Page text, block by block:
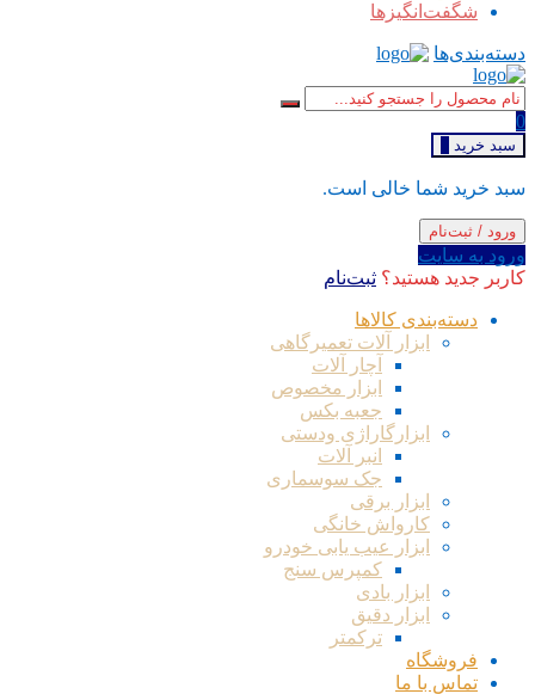
شگفت‌انگیزها
دسته‌بندی‌ها
0
سبد خرید
سبد خرید شما خالی است.
ورود / ثبت‌نام
ورود به سایت
کاربر جدید هستید؟ ثبت‌نام
دسته‌بندی کالاها
ابزار آلات تعمیرگاهی
آچار آلات
ابزار مخصوص
جعبه بکس
ابزارگاراژی ودستی
انبر آلات
جک سوسماری
ابزار برقی
کارواش خانگی
ابزار عیب یابی خودرو
کمپرس سنج
ابزار بادی
ابزار دقیق
ترکمتر
فروشگاه
تماس با ما